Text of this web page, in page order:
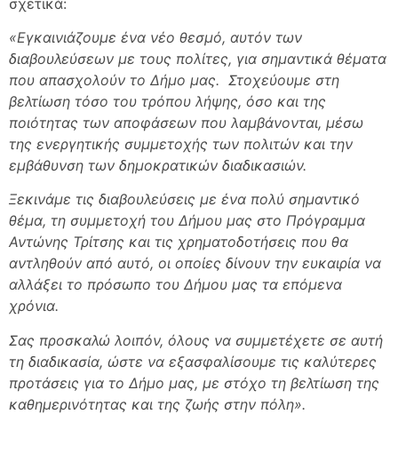
«Εγκαινιάζουμε ένα νέο θεσμό, αυτόν των
διαβουλεύσεων με τους πολίτες, για σημαντικά θέματα
που απασχολούν το Δήμο μας. Στοχεύουμε στη
βελτίωση τόσο του τρόπου λήψης, όσο και της
ποιότητας των αποφάσεων που λαμβάνονται, μέσω
της ενεργητικής συμμετοχής των πολιτών και την
εμβάθυνση των δημοκρατικών διαδικασιών.
Ξεκινάμε τις διαβουλεύσεις με ένα πολύ σημαντικό
θέμα, τη συμμετοχή του Δήμου μας στο Πρόγραμμα
Αντώνης Τρίτσης και τις χρηματοδοτήσεις που θα
αντληθούν από αυτό, οι οποίες δίνουν την ευκαιρία να
αλλάξει το πρόσωπο του Δήμου μας τα επόμενα
χρόνια.
Σας προσκαλώ λοιπόν, όλους να συμμετέχετε σε αυτή
τη διαδικασία, ώστε να εξασφαλίσουμε τις καλύτερες
προτάσεις για το Δήμο μας, με στόχο τη βελτίωση της
καθημερινότητας και της ζωής στην πόλη».